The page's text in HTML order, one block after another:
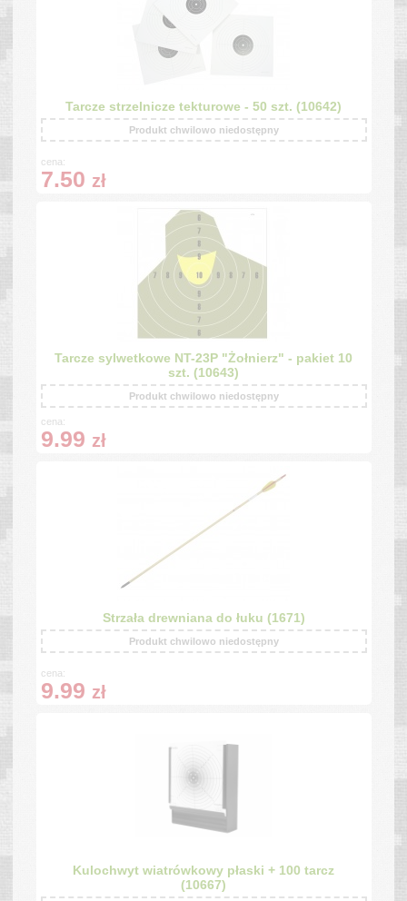
Tarcze strzelnicze tekturowe - 50 szt. (10642)
Produkt chwilowo niedostępny
cena:
7.50 zł
Tarcze sylwetkowe NT-23P "Żołnierz" - pakiet 10
szt. (10643)
Produkt chwilowo niedostępny
cena:
9.99 zł
Strzała drewniana do łuku (1671)
Produkt chwilowo niedostępny
cena:
9.99 zł
Kulochwyt wiatrówkowy płaski + 100 tarcz
(10667)